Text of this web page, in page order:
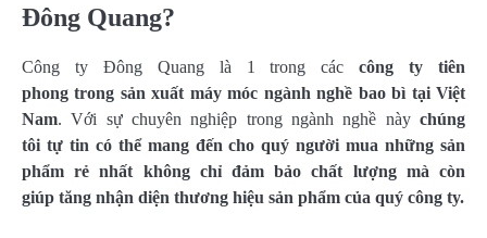
Đông Quang?
Công ty Đông Quang là 1 trong cáccông ty tiên
phong trong sản xuất máy móc ngành nghề bao bì tại Việt
Nam. Với sự chuyên nghiệp trong ngành nghề này chúng
tôi tự tin có thể mang đến cho quý người mua những sản
phẩm rẻ nhất không chỉ đảm bảo chất lượng mà còn
giúp tăng nhận diện thương hiệu sản phẩm của quý công ty.